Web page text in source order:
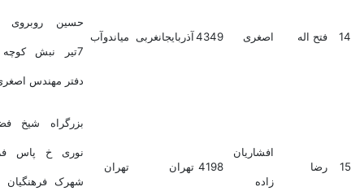
فتح اله اصغری 4349 آذربایجانغربی میاندوآب
حسین روبروی مدرسه
7تیر نبش کوچه اخوان
دفتر مهندس اصغری
رضا
افشاریان
تهران
بزرگراه شیخ فضل اله
نوری خ پاس فرهنگیان
شهرک فرهنگیان فاز یک